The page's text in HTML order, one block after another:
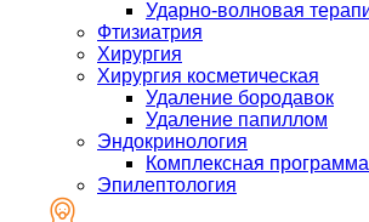
Ударно-волновая
Фтизиатрия
Хирургия
Хирургия косметическая
Удаление бородавок
Удаление папиллом
Эндокринология
Комплексная
Эпилептология